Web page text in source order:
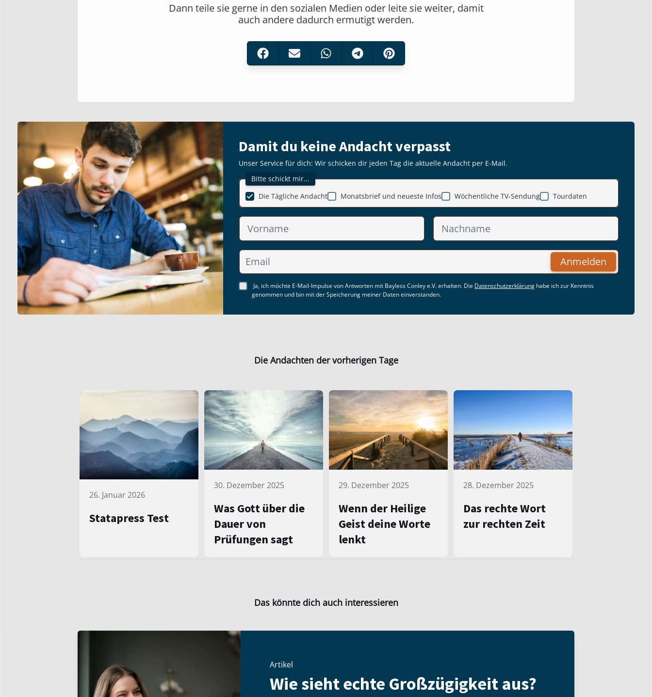
Dann teile sie gerne in den sozialen Medien oder leite sie weiter, damit
auch andere dadurch ermutigt werden.
Damit du keine Andacht verpasst
Unser Service für dich: Wir schicken dir jeden Tag die aktuelle Andacht per E-Mail.
Bitte schickt mir...
Monatsbrief und neueste Infos
Die Tägliche Andacht Wöchentliche TV-Sendung Tourdaten
Anmelden
Ja, ich möchte E-Mail-Impulse von Antworten mit Bayless Conley e.V. erhalten. Die Datenschutzerklärung habe ich zur Kenntnis
genommen und bin mit der Speicherung meiner Daten einverstanden.
Die Andachten der vorherigen Tage
26. Januar 2026
Statapress Test
30. Dezember 2025
Was Gott über die
Dauer von
Prüfungen sagt
29. Dezember 2025
Wenn der Heilige
Geist deine Worte
lenkt
28. Dezember 2025
Das rechte Wort
zur rechten Zeit
Das könnte dich auch interessieren
Artikel
Wie sieht echte Großzügigkeit aus?